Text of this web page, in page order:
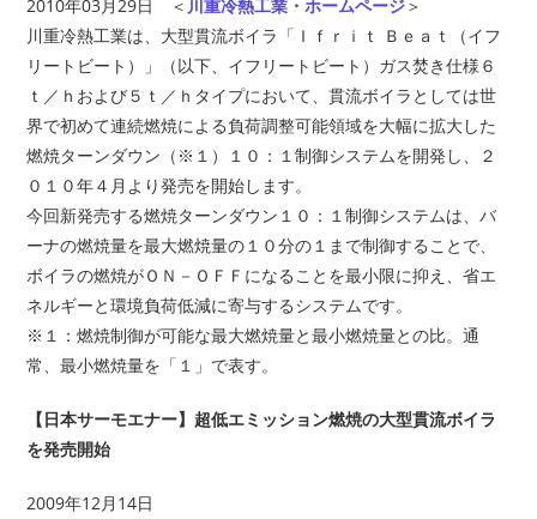
2010年03月29日 ＜ 川重冷熱工業・ホームページ＞
川重冷熱工業は、大型貫流ボイラ「Ｉｆｒｉｔ Ｂｅａｔ（イフ
リートビート）」（以下、イフリートビート）ガス焚き仕様６
ｔ／ｈおよび５ｔ／ｈタイプにおいて、貫流ボイラとしては世
界で初めて連続燃焼による負荷調整可能領域を大幅に拡大した
燃焼ターンダウン（※１）１０：１制御システムを開発し、２
０１０年４月より発売を開始します。
今回新発売する燃焼ターンダウン１０：１制御システムは、バ
ーナの燃焼量を最大燃焼量の１０分の１まで制御することで、
ボイラの燃焼がＯＮ－ＯＦＦになることを最小限に抑え、省エ
ネルギーと環境負荷低減に寄与するシステムです。
※１：燃焼制御が可能な最大燃焼量と最小燃焼量との比。通
常、最小燃焼量を「１」で表す。
【日本サーモエナー】超低エミッション燃焼の大型貫流ボイラ
を発売開始
2009年12月14日